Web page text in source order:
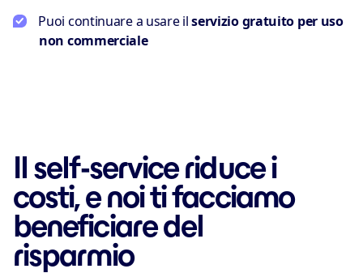
Puoi continuare a usare ilservizio gratuito per uso
non commerciale
Il self-service riduce i
costi, e noi ti facciamo
beneficiare del
risparmio